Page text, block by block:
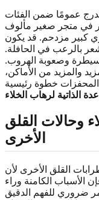
عمومًا ضمن الفئات
في متجر صغير مألوف
كبير مزدحم. قد يكون
بالرعب في الحافلة.
وصعوبة الهروب.
والمزيد من الأماكن،
المحفزات خطوة رئيسية
الذاتية لرهاب الخلاء
وحالات القلق
الأخرى
القلق الأخرى لأن
الأسباب الكامنة وراء
ضروري للفهم الدقيق